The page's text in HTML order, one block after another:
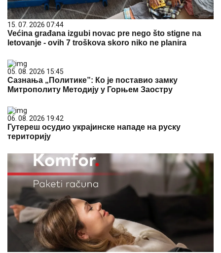
15. 07. 2026 07:44
Većina građana izgubi novac pre nego što stigne na
letovanje - ovih 7 troškova skoro niko ne planira
05. 08. 2026 15:45
Сазнања „Политике”: Ко је поставио замку
Митрополиту Методију у Горњем Заостру
06. 08. 2026 19:42
Гутереш осудио украјинске нападе на руску
територију